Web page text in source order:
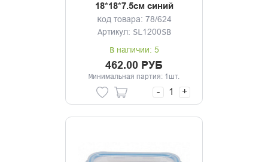
18*18*7.5см синий
Код товара: 78/624
Артикул: SL1200SB
В наличии: 5
462.00 РУБ
Минимальная партия: 1шт.
- +